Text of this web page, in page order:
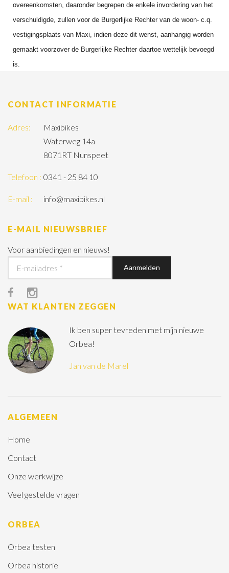
overeenkomsten, daaronder begrepen de enkele invordering van het
verschuldigde, zullen voor de Burgerlijke Rechter van de woon‑ c.q.
vestigingsplaats van Maxi, indien deze dit wenst, aanhangig worden
gemaakt voorzover de Burgerlij­ke Rechter daartoe wettelijk bevoegd
is.
CONTACT INFORMATIE
Adres:
Maxibikes
Waterweg 14a
8071RT Nunspeet
Telefoon : 0341 - 25 84 10
E-mail : info@maxibikes.nl
E-MAIL NIEUWSBRIEF
Voor aanbiedingen en nieuws!
WAT KLANTEN ZEGGEN
Ik ben super tevreden met mijn nieuwe
Orbea!
Jan van de Marel
ALGEMEEN
Home
Contact
Onze werkwijze
Veel gestelde vragen
ORBEA
Orbea testen
Orbea historie